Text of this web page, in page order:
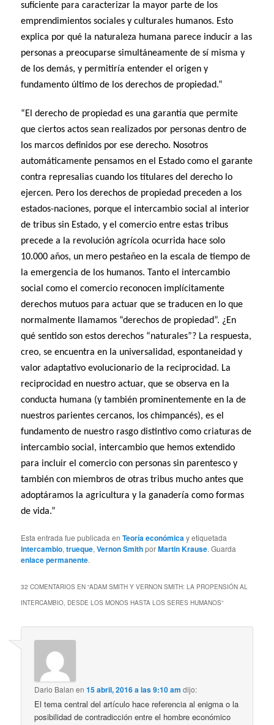
suficiente para caracterizar la mayor parte de los
emprendimientos sociales y culturales humanos. Esto
explica por qué la naturaleza humana parece inducir a las
personas a preocuparse simultáneamente de sí misma y
de los demás, y permitiría entender el origen y
fundamento último de los derechos de propiedad.”
“El derecho de propiedad es una garantía que permite
que ciertos actos sean realizados por personas dentro de
los marcos definidos por ese derecho. Nosotros
automáticamente pensamos en el Estado como el garante
contra represalias cuando los titulares del derecho lo
ejercen. Pero los derechos de propiedad preceden a los
estados-naciones, porque el intercambio social al interior
de tribus sin Estado, y el comercio entre estas tribus
precede a la revolución agrícola ocurrida hace solo
10.000 años, un mero pestañeo en la escala de tiempo de
la emergencia de los humanos. Tanto el intercambio
social como el comercio reconocen implícitamente
derechos mutuos para actuar que se traducen en lo que
normalmente llamamos “derechos de propiedad”. ¿En
qué sentido son estos derechos “naturales”? La respuesta,
creo, se encuentra en la universalidad, espontaneidad y
valor adaptativo evolucionario de la reciprocidad. La
reciprocidad en nuestro actuar, que se observa en la
conducta humana (y también prominentemente en la de
nuestros parientes cercanos, los chimpancés), es el
fundamento de nuestro rasgo distintivo como criaturas de
intercambio social, intercambio que hemos extendido
para incluir el comercio con personas sin parentesco y
también con miembros de otras tribus mucho antes que
adoptáramos la agricultura y la ganadería como formas
de vida.”
Esta entrada fue publicada enTeoría económicay etiquetada
intercambio,trueque,Vernon SmithporMartin Krause. Guarda
enlace permanente.
32 COMENTARIOS EN “ADAM SMITH Y VERNON SMITH: LA PROPENSIÓN AL
INTERCAMBIO, DESDE LOS MONOS HASTA LOS SERES HUMANOS”
Dario Balan en15 abril, 2016 a las 9:10 am dijo:
El tema central del artículo hace referencia al enigma o la
posibilidad de contradicción entre el hombre económico